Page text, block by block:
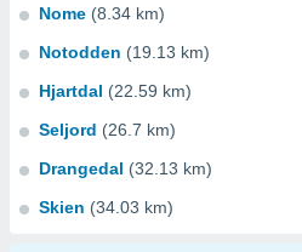
Nome (8.34 km)
Notodden (19.13 km)
Hjartdal (22.59 km)
Seljord (26.7 km)
Drangedal (32.13 km)
Skien (34.03 km)